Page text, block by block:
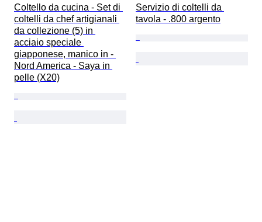
Coltello da cucina - Set di
coltelli da chef artigianali
da collezione (5) in
acciaio speciale
giapponese, manico in -
Nord America - Saya in
pelle (X20)
Servizio di coltelli da
tavola - .800 argento